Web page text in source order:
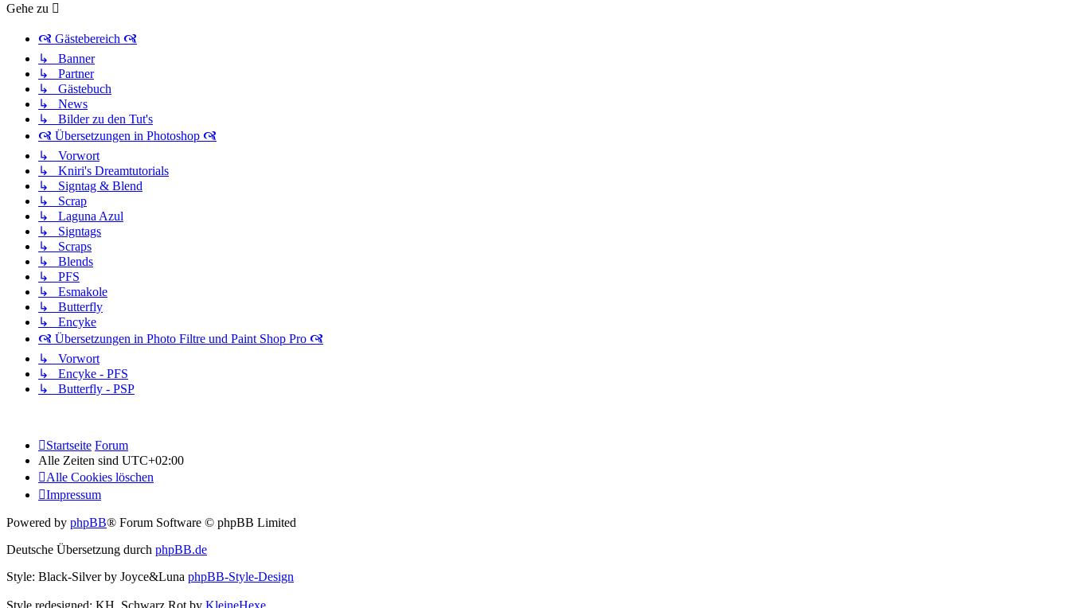
Gehe zu
🙧 Gästebereich 🙧
↳ Banner
↳ Partner
↳ Gästebuch
↳ News
↳ Bilder zu den Tut's
🙧 Übersetzungen in Photoshop 🙧
↳ Vorwort
↳ Kniri's Dreamtutorials
↳ Signtag & Blend
↳ Scrap
↳ Laguna Azul
↳ Signtags
↳ Scraps
↳ Blends
↳ PFS
↳ Esmakole
↳ Butterfly
↳ Encyke
🙧 Übersetzungen in Photo Filtre und Paint Shop Pro 🙧
↳ Vorwort
↳ Encyke - PFS
↳ Butterfly - PSP
Startseite Forum
Alle Zeiten sind UTC+02:00
Alle Cookies löschen
Impressum
Powered by phpBB® Forum Software © phpBB Limited
Deutsche Übersetzung durch phpBB.de
Style: Black-Silver by Joyce&Luna phpBB-Style-Design
Style redesigned: KH_Schwarz Rot by KleineHexe